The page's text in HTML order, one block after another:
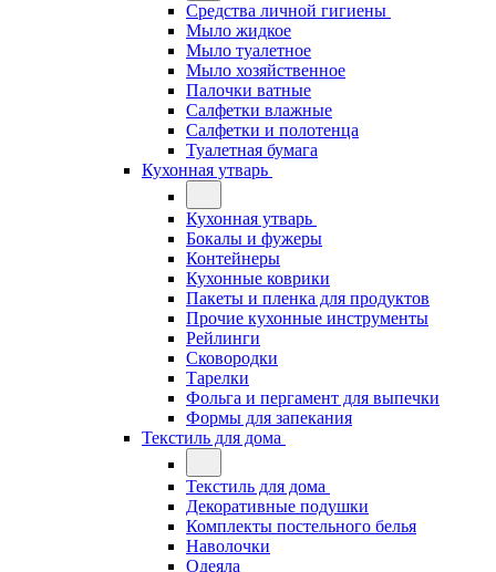
Средства личной гигиены
Мыло жидкое
Мыло туалетное
Мыло хозяйственное
Палочки ватные
Салфетки влажные
Салфетки и полотенца
Туалетная бумага
Кухонная утварь
Кухонная утварь
Бокалы и фужеры
Контейнеры
Кухонные коврики
Пакеты и пленка для продуктов
Прочие кухонные инструменты
Рейлинги
Сковородки
Тарелки
Фольга и пергамент для выпечки
Формы для запекания
Текстиль для дома
Текстиль для дома
Декоративные подушки
Комплекты постельного белья
Наволочки
Одеяла